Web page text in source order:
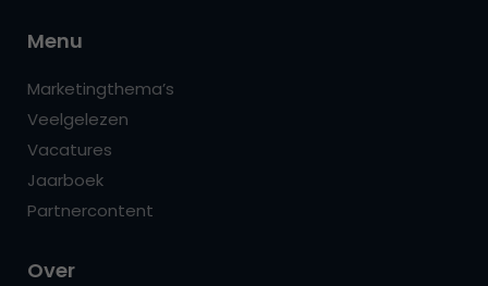
Menu
Marketingthema’s
Veelgelezen
Vacatures
Jaarboek
Partnercontent
Over